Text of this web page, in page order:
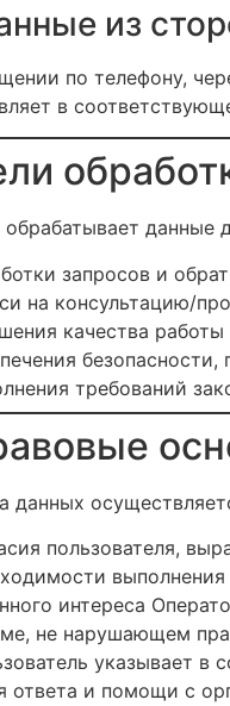
из
по телефону,
в
данные
запросов и
на консультацию/
качества
требований
данных
пользователя,
выполнения
интереса
не нарушающем
указывает в
ответа и помощи с